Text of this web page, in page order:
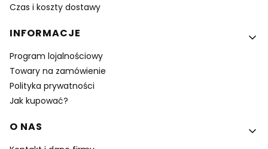
Czas i koszty dostawy
INFORMACJE
Program lojalnościowy
Towary na zamówienie
Polityka prywatności
Jak kupować?
O NAS